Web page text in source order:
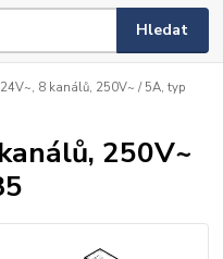
Hledat
8 kanálů, 250V~ / 5A, typ
250V~